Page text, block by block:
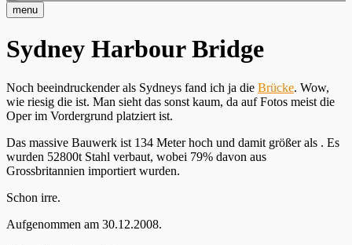
menu
Sydney Harbour Bridge
Noch beeindruckender als Sydneys fand ich ja die Brücke. Wow,
wie riesig die ist. Man sieht das sonst kaum, da auf Fotos meist die
Oper im Vordergrund platziert ist.
Das massive Bauwerk ist 134 Meter hoch und damit größer als . Es
wurden 52800t Stahl verbaut, wobei 79% davon aus
Grossbritannien importiert wurden.
Schon irre.
Aufgenommen am 30.12.2008.